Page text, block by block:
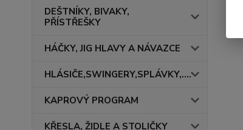
DEŠTNÍKY, BIVAKY,
PŘÍSTŘEŠKY
HÁČKY, JIG HLAVY A NÁVAZCE
HLÁSIČE,SWINGERY,SPLÁVKY,....
KAPROVÝ PROGRAM
KŘESLA, ŽIDLE A STOLIČKY